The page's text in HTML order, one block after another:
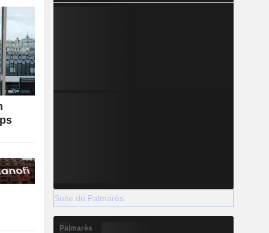
Suite du Palmarès
Palmarès